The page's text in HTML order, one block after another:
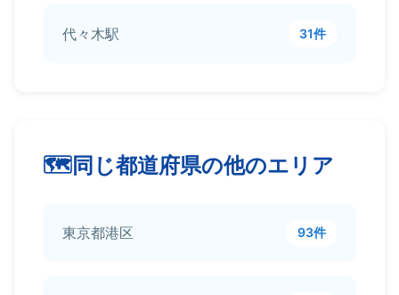
代々木駅 31件
同じ都道府県の他のエリア
東京都港区 93件